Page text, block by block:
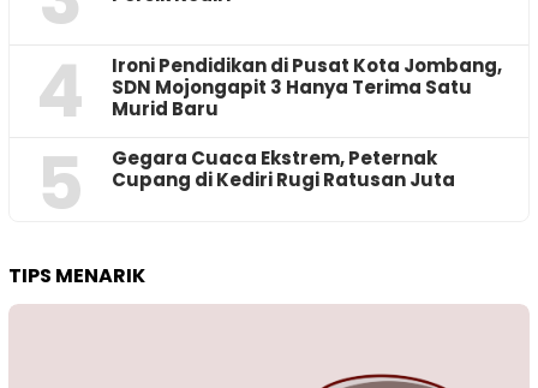
4
Ironi Pendidikan di Pusat Kota Jombang,
SDN Mojongapit 3 Hanya Terima Satu
Murid Baru
5
‎Gegara Cuaca Ekstrem, Peternak
Cupang di Kediri Rugi Ratusan Juta
TIPS MENARIK